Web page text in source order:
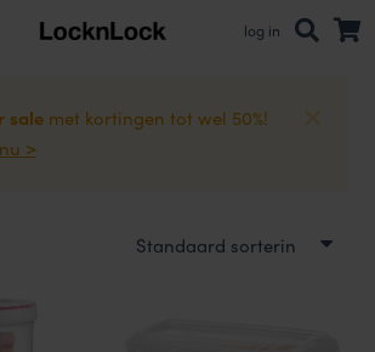
log in
salemet kortingen tot wel 50%!
>